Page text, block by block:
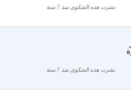
نشرت هذه الشكوى منذ 7 سنة
نشرت هذه الشكوى منذ 7 سنة